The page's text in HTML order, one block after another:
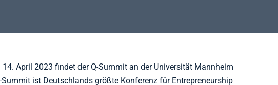
14. April 2023 findet der Q-Summit an der Universität Mannheim
Summit ist Deutschlands größte Konferenz für Entrepreneurship